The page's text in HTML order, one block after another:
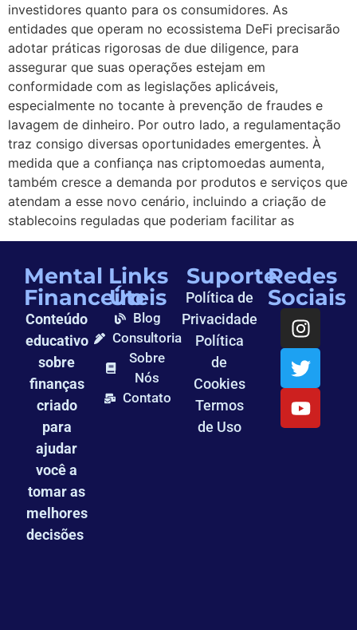
investidores quanto para os consumidores. As
entidades que operam no ecossistema DeFi precisarão
adotar práticas rigorosas de due diligence, para
assegurar que suas operações estejam em
conformidade com as legislações aplicáveis,
especialmente no tocante à prevenção de fraudes e
lavagem de dinheiro. Por outro lado, a regulamentação
traz consigo diversas oportunidades emergentes. À
medida que a confiança nas criptomoedas aumenta,
também cresce a demanda por produtos e serviços que
atendam a esse novo cenário, incluindo a criação de
stablecoins reguladas que poderiam facilitar as
Mental
Financeiro
Conteúdo
educativo
sobre
finanças
criado
para
ajudar
você a
tomar as
melhores
decisões
Links
Úteis
Blog
Consultoria
Sobre
Nós
Contato
Suporte
Política de
Privacidade
Política
de
Cookies
Termos
de Uso
Redes
Sociais